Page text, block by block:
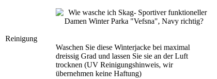
Reinigung
Waschen Sie diese Winterjacke bei maximal
dreissig Grad und lassen Sie sie an der Luft
trocknen (UV Reinigungshinweis, wir
übernehmen keine Haftung)